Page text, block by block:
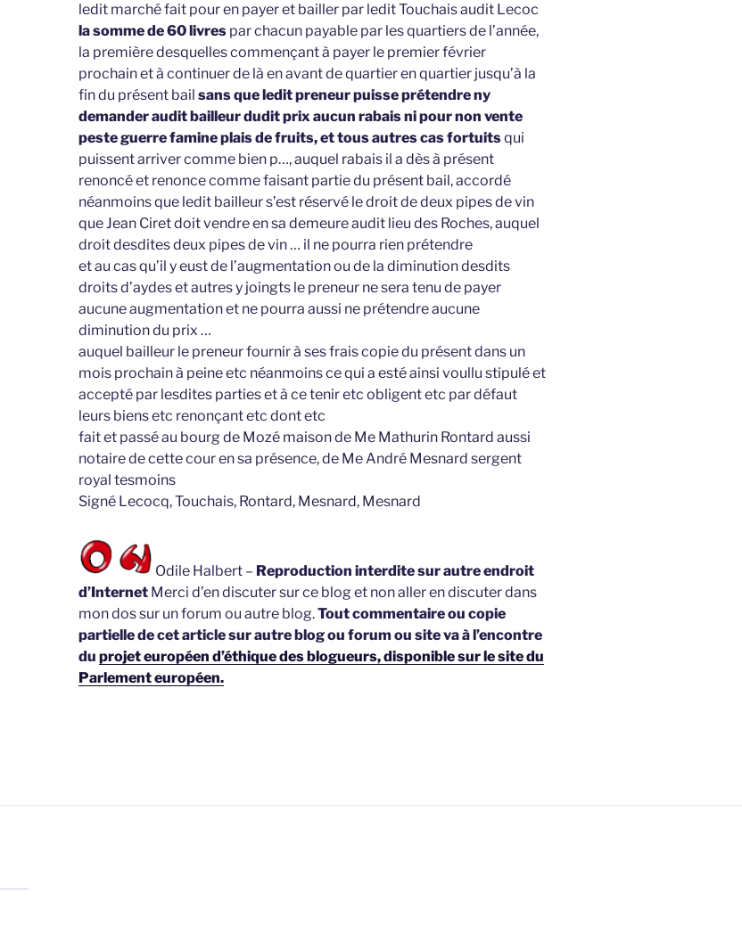
ledit marché fait pour en payer et bailler par ledit Touchais audit Lecoc
la somme de 60 livres par chacun payable par les quartiers de l’année,
la première desquelles commençant à payer le premier février
prochain et à continuer de là en avant de quartier en quartier jusqu’à la
fin du présent bail sans que ledit preneur puisse prétendre ny
demander audit bailleur dudit prix aucun rabais ni pour non vente
peste guerre famine plais de fruits, et tous autres cas fortuitsqui
puissent arriver comme bien p…, auquel rabais il a dès à présent
renoncé et renonce comme faisant partie du présent bail, accordé
néanmoins que ledit bailleur s’est réservé le droit de deux pipes de vin
que Jean Ciret doit vendre en sa demeure audit lieu des Roches, auquel
droit desdites deux pipes de vin … il ne pourra rien prétendre
et au cas qu’il y eust de l’augmentation ou de la diminution desdits
droits d’aydes et autres y joingts le preneur ne sera tenu de payer
aucune augmentation et ne pourra aussi ne prétendre aucune
diminution du prix …
auquel bailleur le preneur fournir à ses frais copie du présent dans un
mois prochain à peine etc néanmoins ce qui a esté ainsi voullu stipulé et
accepté par lesdites parties et à ce tenir etc obligent etc par défaut
leurs biens etc renonçant etc dont etc
fait et passé au bourg de Mozé maison de Me Mathurin Rontard aussi
notaire de cette cour en sa présence, de Me André Mesnard sergent
royal tesmoins
Signé Lecocq, Touchais, Rontard, Mesnard, Mesnard
Odile Halbert – Reproduction interdite sur autre endroit
d’Internet Merci d’en discuter sur ce blog et non aller en discuter dans
mon dos sur un forum ou autre blog.Tout commentaire ou copie
partielle de cet article sur autre blog ou forum ou site va à l’encontre
du projet européen d’éthique des blogueurs, disponible sur le site du
Parlement européen.